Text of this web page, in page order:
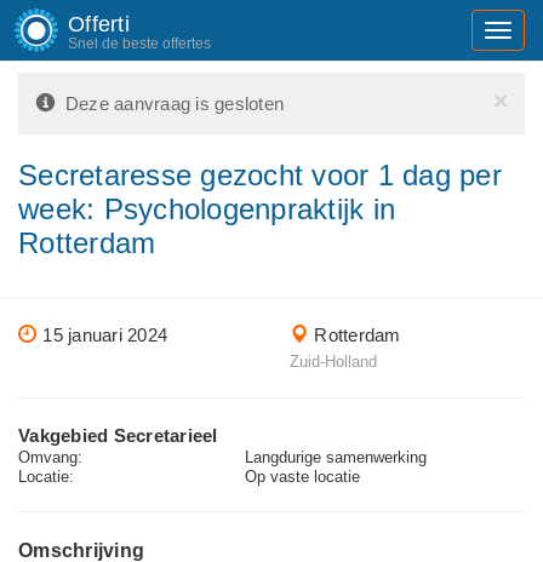
Offerti
Snel de beste offertes
×
Deze aanvraag is gesloten
Secretaresse gezocht voor 1 dag per
week: Psychologenpraktijk in
Rotterdam
15 januari 2024 Rotterdam
Zuid-Holland
Vakgebied Secretarieel
Omvang:
Langdurige samenwerking
Locatie:
Op vaste locatie
Omschrijving